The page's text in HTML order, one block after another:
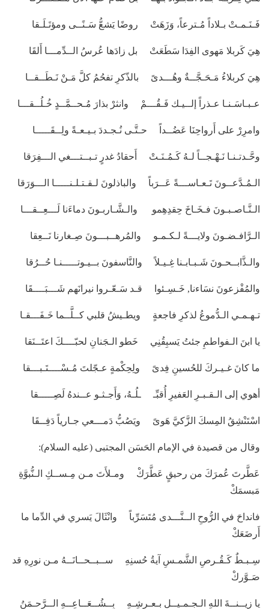
فَـنَـمـتْ بـلاداً مُـترعاً، وَزَهَتْ روضًا يَشعُّ سَـنًــى ومؤتَـلَـقا
هِيَ كَربلا مَهوى الفِدَا سَطَعَتْ بل زادَها عُرسُ الــدِّمـــا أَلقَا
هِيَ كربلاءُ مَـحَـجَّــةٌ وهُـــدىً بالذّكرِ تفحُمُ كلَّ مَـنْ نَـطَــقــا
عـبـاسَـنـا عـذراً إلــيـك فَـقُـــمْ وانثرْ بذارَ مُـحــمَّــدٍ خُـلُــقـــا
وامرِرْ على أَرواحِنَا عَضُــداً حـتَّـى نُـجـددَ بـيـعـةً ولِــقَـــــا
وحَّـدتـنـا نَـهْـجــاً لـهُ كَـمُـنَـتْ أَحقادُ غدرٍ تـبــتـــغي الـــفِرَقا
الـمُـدَّعــونَ تَـعـاســـةً عَــرَباً والباذلونَ لـقـتـلـنـــــا الـــوَرَقا
الـنَّـاصـبـونَ فـخَـاخَ حِقدِهِمو والـشَّـاربـونَ دماءَنا لَـــعِــقـــا
الـرَّافـضـونَ ولايـــةً لـكـمـو والمُرهــبـــونَ صِـغارنا نَــعِقا
والـذَّابــحـونَ شَـبـابـنا غِـيـلاً والنَّاسفونَ بــيـوتـــــنـا حُــرُقا
والمُفْزعونَ نسَاءنا, خَـسِـئوا قـد سَـعّـروا نيرانَهم شَـــبَــــقَا
تـهـمـي الـدُّموعُ لذكرِ فاجعةٍ ويطـيشُ قلبي كــلَّــما خَـفَـــقـا
يا ابنَ الـفواطمِ جئتُ يَسبِقُنِي خَطو الـجَنانِ لحبّــــكَ اعتَــنَقا
ما كانَ غـيـركَ للحُسينِ فِدىً ولِحِكْمةٍ عـجّلتَ مُـسْــــتَـبـــقا
أهوي إلى الـقـبـرِ العَفيرِ أُقبِّـ ـلُـهُ، وَأَجـثـو عــندهُ لَصِـــــقا
اسْتَنْشِقُ المِسكَ الزَّكيَّ هَوىً ويَصُبُّ دَمـــعي جـارياً دَفِــقَا
وقال من قصيدة في الإمام الحَسَن المجتبى (عليه السلام):
عَطَّرتَ عُمرَكَ من رحيقٍ عَطَّرَكْ ومـلأَتَ مـن مِـســكِ الـنُّبوَّةِ
مَبسمَكْ
فانداحَ في الرُّوحِ الــنَّـــدى مُتَسَرِّباً وانْثَالَ يَسري في الدِّما ما
أَرضَعَكْ
سِـبـطٌ كَـقُـرصِ الشَّمـسِ آيةُ حُسنِهِ ســبــحــانَــهُ مـن نورِهِ قد
صَـوَّركْ
يا زيــنــةَ اللهِ الـجـمـيــلِ بـعـرشِـهِ بِــشُــعَــاعِــهِ الــرَّحـمَنُ